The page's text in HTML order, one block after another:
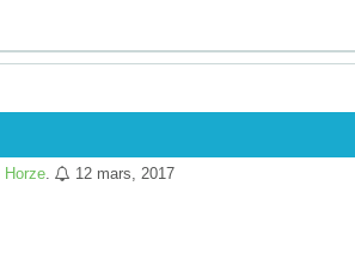
Horze 12 mars, 2017